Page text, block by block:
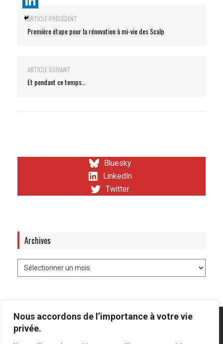
Nous accordons de l’importance à votre vie
privée.
ARTICLE PRÉCÉDENT
Première étape pour la rénovation à mi-vie des Scalp
ARTICLE SUIVANT
Et pendant ce temps…
Bluesky
LinkedIn
Twitter
Archives